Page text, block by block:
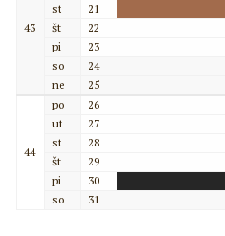
43
st
21
št
22
pi
23
so
24
ne
25
44
po
26
ut
27
st
28
št
29
pi
30
so
31